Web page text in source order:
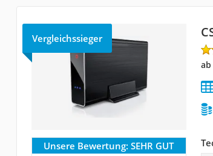
Vergleichssieger
ab
Unsere Bewertung: SEHR GUT